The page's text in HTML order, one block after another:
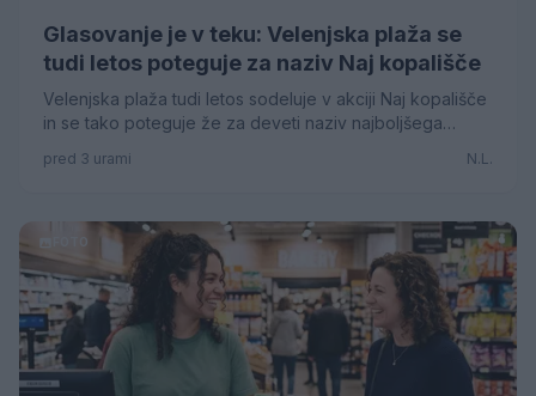
Glasovanje je v teku: Velenjska plaža se
tudi letos poteguje za naziv Naj kopališče
Velenjska plaža tudi letos sodeluje v akciji Naj kopališče
in se tako poteguje že za deveti naziv najboljšega
pomagate tudi vi.
pred 3 urami N.L.
FOTO